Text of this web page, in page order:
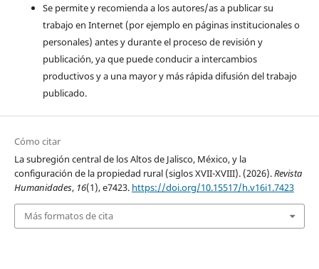
Se permite y recomienda a los autores/as a publicar su
trabajo en Internet (por ejemplo en páginas institucionales o
personales) antes y durante el proceso de revisión y
publicación, ya que puede conducir a intercambios
productivos y a una mayor y más rápida difusión del trabajo
publicado.
Cómo citar
La subregión central de los Altos de Jalisco, México, y la
configuración de la propiedad rural (siglos XVII-XVIII). (2026).Revista
Humanidades, 16(1), e7423. https://doi.org/10.15517/h.v16i1.7423
Más formatos de cita